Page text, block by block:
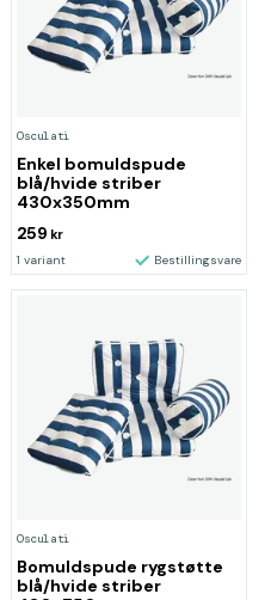
Osculati
Enkel bomuldspude
blå/hvide striber
430x350mm
259 kr
1 variant Bestillingsvare
Osculati
Bomuldspude rygstøtte
blå/hvide striber